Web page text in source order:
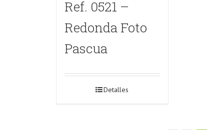
Ref. 0521 –
Redonda Foto
Pascua
Detalles